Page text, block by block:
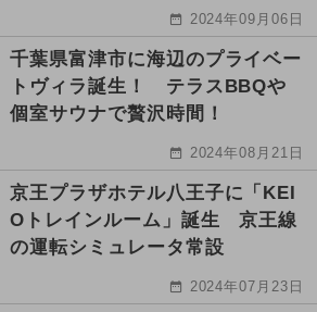
2024年09月06日
千葉県富津市に海辺のプライベー
トヴィラ誕生！ テラスBBQや
個室サウナで贅沢時間！
2024年08月21日
京王プラザホテル八王子に「KEI
Oトレインルーム」誕生 京王線
の運転シミュレータ常設
2024年07月23日